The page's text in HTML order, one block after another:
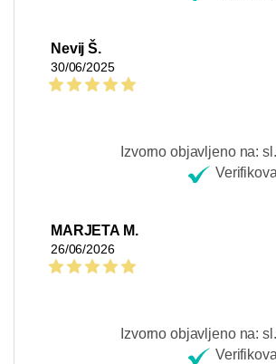
Nevij Š.
30/06/2025
Izvorno objavljeno na:
MARJETA M.
26/06/2026
Izvorno objavljeno na: